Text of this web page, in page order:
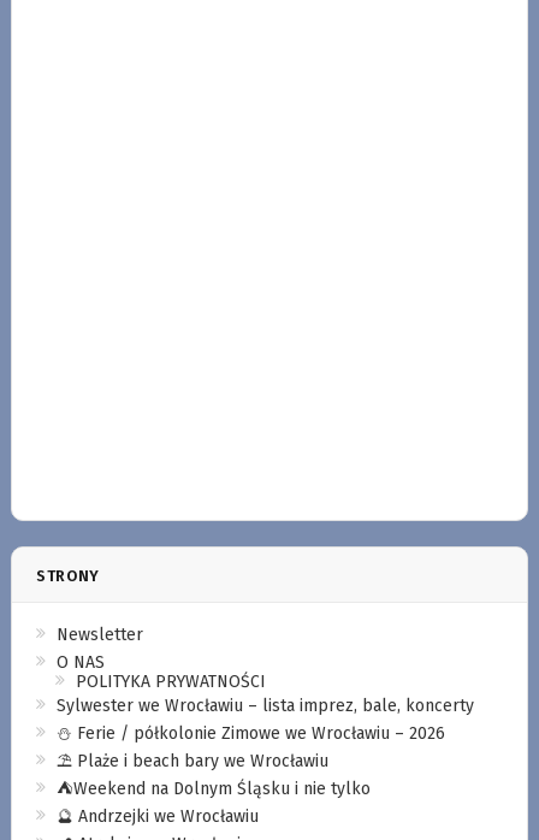
STRONY
Newsletter
O NAS
POLITYKA PRYWATNOŚCI
Sylwester we Wrocławiu – lista imprez, bale, koncerty
⛄️ Ferie / półkolonie Zimowe we Wrocławiu – 2026
⛱️ Plaże i beach bary we Wrocławiu
⛺️Weekend na Dolnym Śląsku i nie tylko
🔮 Andrzejki we Wrocławiu